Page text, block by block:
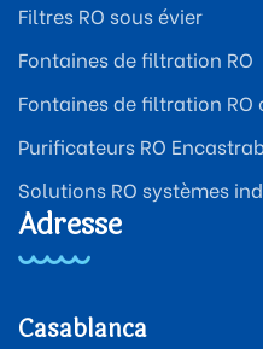
Filtres RO sous évier
Fontaines de filtration RO
Fontaines de filtration
Purificateurs RO
Solutions RO systèmes
Adresse
Casablanca